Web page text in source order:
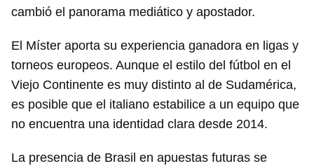
cambió el panorama mediático y apostador.
El Míster aporta su experiencia ganadora en ligas y
torneos europeos. Aunque el estilo del fútbol en el
Viejo Continente es muy distinto al de Sudamérica,
es posible que el italiano estabilice a un equipo que
no encuentra una identidad clara desde 2014.
La presencia de Brasil en apuestas futuras se